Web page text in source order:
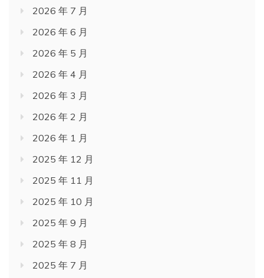
2026 年 7 月
2026 年 6 月
2026 年 5 月
2026 年 4 月
2026 年 3 月
2026 年 2 月
2026 年 1 月
2025 年 12 月
2025 年 11 月
2025 年 10 月
2025 年 9 月
2025 年 8 月
2025 年 7 月